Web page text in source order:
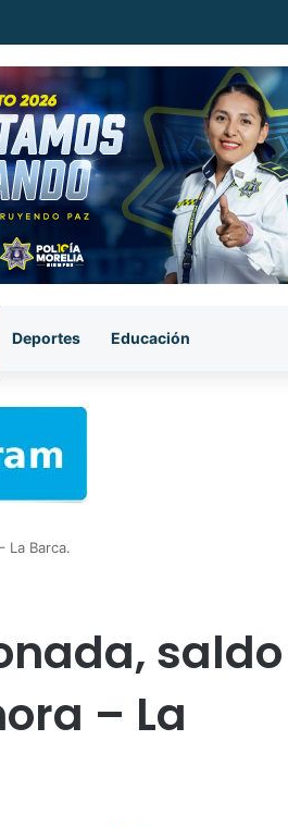
de la víctima en Buenavista
Deportes Educación
La Barca.
saldo
– La